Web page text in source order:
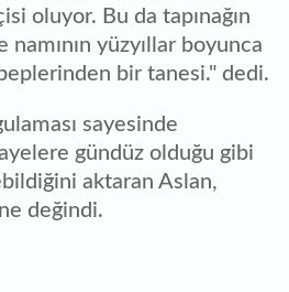
oluyor. Bu da tapınağın
yüzyıllar boyunca
bir tanesi." dedi.
sayesinde
gündüz olduğu gibi
aktaran Aslan,
değindi.